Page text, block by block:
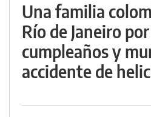
Una familia
Río de Janeiro
cumpleaños y
accidente de